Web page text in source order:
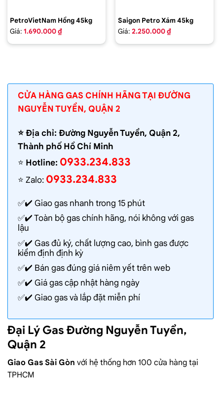
PetroVietNam Hồng 45kg
Giá: 1.690.000 ₫
Saigon Petro Xám 45kg
Giá: 2.250.000 ₫
CỬA HÀNG GAS CHÍNH HÃNG TẠI ĐƯỜNG
NGUYỄN TUYỂN, QUẬN 2
⭐️ Địa chỉ: Đường Nguyễn Tuyển, Quận 2,
Thành phố Hồ Chí Minh
⭐️ Hotline: 0933.234.833
⭐️ Zalo: 0933.234.833
✅✔️ Giao gas nhanh trong 15 phút
✅✔️ Toàn bộ gas chính hãng, nói không với gas
lậu
✅✔️ Gas đủ ký, chất lượng cao, bình gas được
kiểm định định kỳ
✅✔️ Bán gas đúng giá niêm yết trên web
✅✔️ Giá gas cập nhật hàng ngày
✅✔️ Giao gas và lắp đặt miễn phí
Đại Lý Gas Đường Nguyễn Tuyển,
Quận 2
Giao Gas Sài Gòn với hệ thống hơn 100 cửa hàng tại
TPHCM